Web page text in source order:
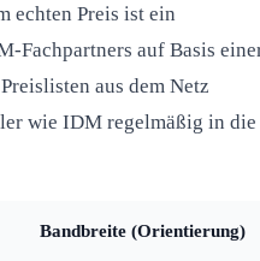
echten Preis ist ein
Fachpartners auf Basis
aus dem Netz
wie IDM regelmäßig in die
Bandbreite (Orientierung)